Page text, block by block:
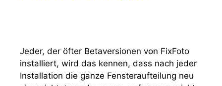
Jeder, der öfter Betaversionen von FixFoto
installiert, wird das kennen, dass nach jeder
Installation die ganze Fensteraufteilung neu